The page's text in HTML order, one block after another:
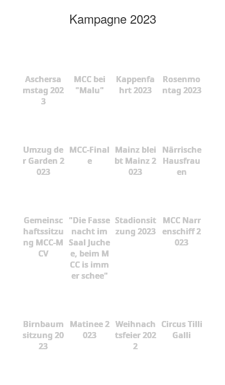
Kampagne 2023
Aschersa
mstag 202
3
MCC bei
"Malu"
Kappenfa
hrt 2023
Rosenmo
ntag 2023
Umzug de
r Garden 2
023
MCC-Final
e
Mainz blei
bt Mainz 2
023
Närrische
Hausfrau
en
Gemeinsc
haftssitzu
ng MCC-M
CV
"Die Fasse
nacht im
Saal Juche
e, beim M
CC is imm
er schee"
Stadionsit
zung 2023
MCC Narr
enschiff 2
023
Birnbaum
sitzung 20
23
Matinee 2
023
Weihnach
tsfeier 202
2
Circus Tilli
Galli